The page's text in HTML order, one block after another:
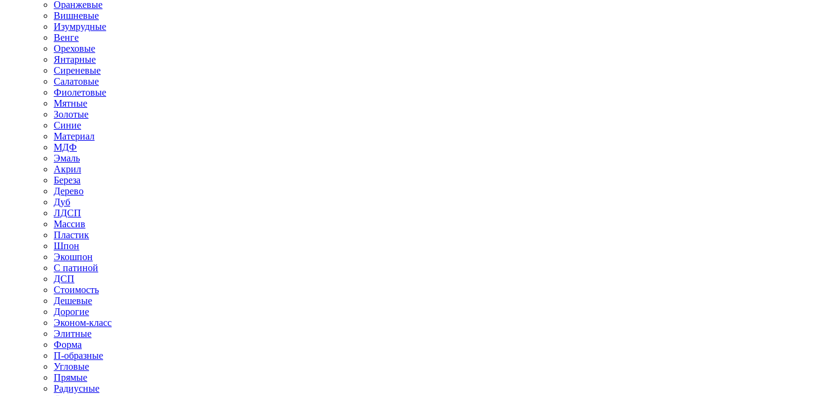
Оранжевые
Вишневые
Изумрудные
Венге
Ореховые
Янтарные
Сиреневые
Салатовые
Фиолетовые
Мятные
Золотые
Синие
Материал
МДФ
Эмаль
Акрил
Береза
Дерево
Дуб
ЛДСП
Массив
Пластик
Шпон
Экошпон
С патиной
ДСП
Стоимость
Дешевые
Дорогие
Эконом-класс
Элитные
Форма
П-образные
Угловые
Прямые
Радиусные